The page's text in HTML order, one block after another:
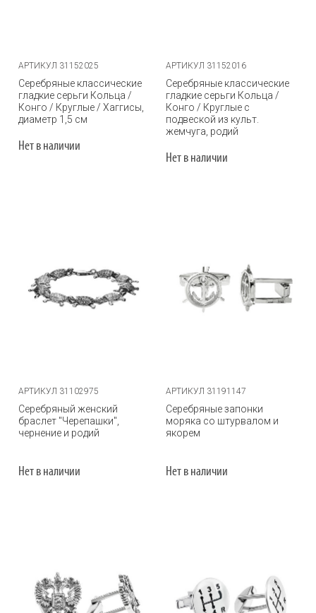
АРТИКУЛ 31152025
Серебряные классические
гладкие серьги Кольца /
Конго / Круглые / Хаггисы,
диаметр 1,5 см
Нет в наличии
АРТИКУЛ 31152016
Серебряные классические
гладкие серьги Кольца /
Конго / Круглые с
подвеской из культ.
жемчуга, родий
Нет в наличии
АРТИКУЛ 31102975
Серебряный женский
браслет "Черепашки",
чернение и родий
Нет в наличии
АРТИКУЛ 31191147
Серебряные запонки
моряка со штурвалом и
якорем
Нет в наличии